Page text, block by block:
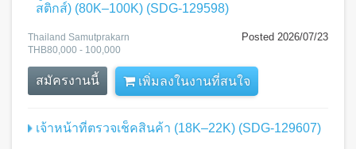
สติกส์) (80K–100K) (SDG-129598)
Posted 2026/07/23
Thailand Samutprakarn
THB80,000 - 100,000
สมัครงานนี้ เพิ่มลงในงานที่สนใจ
เจ้าหน้าที่ตรวจเช็คสินค้า (18K–22K) (SDG-129607)